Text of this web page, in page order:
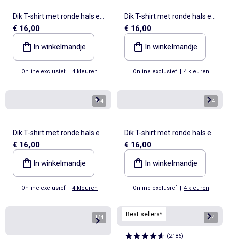
Dik T-shirt met ronde hals en
lange mouwen
€ 16,00
In winkelmandje
Online exclusief | 4 kleuren
Dik T-shirt met ronde hals en
lange mouwen
€ 16,00
In winkelmandje
Online exclusief | 4 kleuren
1/4
Dik T-shirt met ronde hals en
lange mouwen
€ 16,00
In winkelmandje
Online exclusief | 4 kleuren
1/4
Dik T-shirt met ronde hals en
lange mouwen
€ 16,00
In winkelmandje
Online exclusief | 4 kleuren
1/4 Best sellers* 1/4
(2186)